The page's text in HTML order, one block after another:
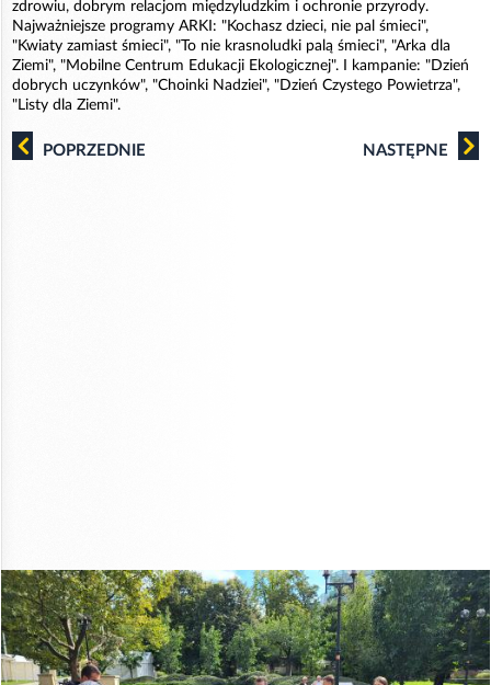
zdrowiu, dobrym relacjom międzyludzkim i ochronie przyrody.
Najważniejsze programy ARKI: "Kochasz dzieci, nie pal śmieci",
"Kwiaty zamiast śmieci", "To nie krasnoludki palą śmieci", "Arka dla
Ziemi", "Mobilne Centrum Edukacji Ekologicznej". I kampanie: "Dzień
dobrych uczynków", "Choinki Nadziei", "Dzień Czystego Powietrza",
"Listy dla Ziemi".
POPRZEDNIE NASTĘPNE